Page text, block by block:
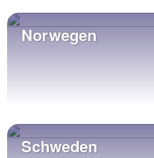
Norwegen
Schweden